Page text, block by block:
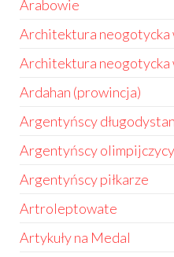
Arabowie
Architektura neogotycka
Architektura neogotycka
Ardahan (prowincja)
Argentyńscy
Argentyńscy olimpijczycy
Argentyńscy piłkarze
Artroleptowate
Artykuły na Medal